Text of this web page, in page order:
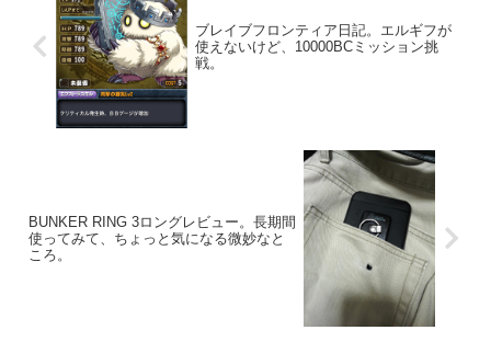
ブレイブフロンティア日記。エルギフが
使えないけど、10000BCミッション挑
戦。
BUNKER RING 3ロングレビュー。長期間
使ってみて、ちょっと気になる微妙なと
ころ。